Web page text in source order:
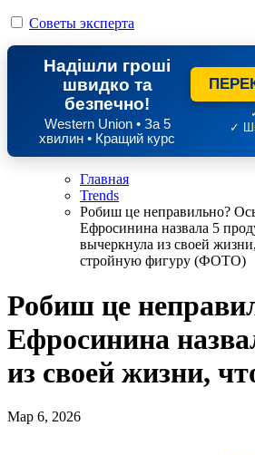
Советы эксперта
Надішли гроші
швидко та
безпечно!
Western Union • За 5
хвилин • Кращий курс
✓
Главная
Trends
Робиш це неправильно?
Ефросинина назвала 5
вычеркнула из своей
стройную фигуру (ФОТО)
Робиш це
Ефросинина
из своей жизни,
Мар 6, 2026